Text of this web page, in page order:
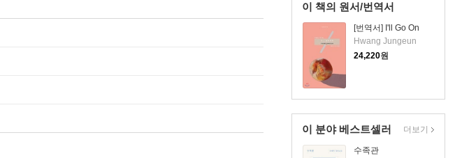
이 책의 원서/번역서
[번역서] I'll Go On
Hwang Jungeun
24,220원
이 분야 베스트셀러
수족관
더보기